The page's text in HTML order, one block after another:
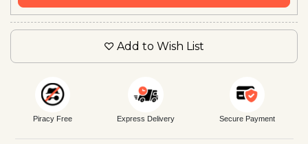
Add to Wish List
Piracy Free Express Delivery Secure Payment